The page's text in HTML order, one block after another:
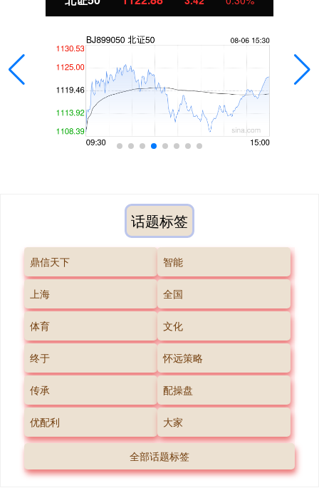
话题标签
鼎信天下 智能
上海 全国
体育 文化
终于 怀远策略
传承 配操盘
优配利 大家
全部话题标签